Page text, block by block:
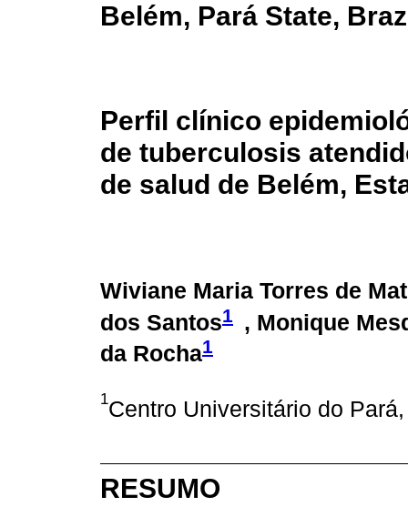
Belém, Pará State,
Perfil clínico
de tuberculosis
de salud de Belém,
Wiviane Maria Torres de
dos Santos1 , Monique
da Rocha1
1Centro Universitário do
RESUMO